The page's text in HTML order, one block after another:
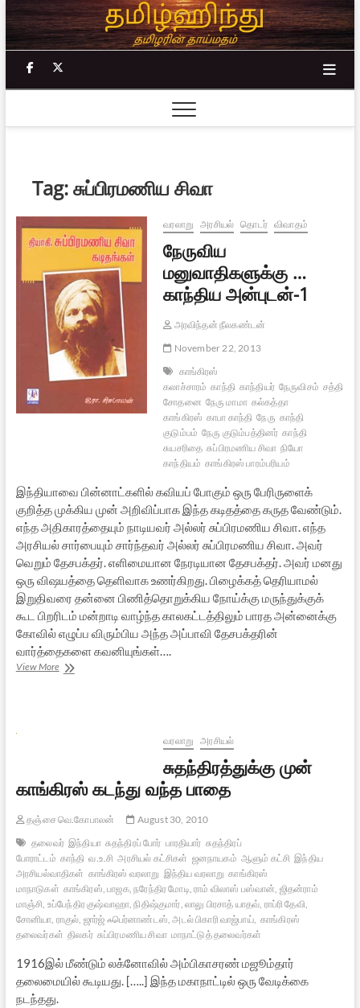
Skip
to
content
facebook
Tag:சுப்பிரமணிய சிவா
வரலாறு அரசியல் தொடர் விவாதம்
நேருவிய
மனுவாதிகளுக்கு …
காந்திய அன்புடன்-1
அரவிந்தன் நீலகண்டன்
November 22, 2013
காங்கிரஸ்
கலாச்சாரம் காந்தி காந்தியர் நேருவிசம் சத்திய
சோதனை நேரு மாமா கல்கத்தா
காங்கிரஸ் காபா காந்தி நேரு காந்தி
குடும்பம் நேரு குடும்பத்தினர் காந்தி
சுயசரிதை சுப்பிரமணிய சிவா நியோ
காந்தியம் காங்கிரஸ் பாரம்பரியம்
இந்தியாவை பின்னாட்களில் கவியப் போகும் ஒரு பேரிருளைக்
குறித்த முக்கிய முன் அறிவிப்பாக இந்த கடிதத்தை கருத வேண்டும்.
எந்த அதிகாரத்தையும் நாடியவர் அல்லர் சுப்பிரமணிய சிவா. எந்த
அரசியல் சார்பையும் சார்ந்தவர் அல்லர் சுப்பிரமணிய சிவா. அவர்
வெறும் தேசபக்தர். எளிமையான நேரடியான தேசபக்தர். அவர் மனது
ஒரு விஷயத்தை தெளிவாக உணர்கிறது. பிழைக்கத் தெரியாமல்
இறுதிவரை தன்னை பிணித்தொறுக்கிய நோய்க்கு மருந்துக்குக்
கூட பிறரிடம் மன்றாடி வாழ்ந்த காலகட்டத்திலும் பாரத அன்னைக்கு
கோவில் எழுப்ப விரும்பிய அந்த அப்பாவி தேசபக்தரின்
வார்த்தைகளை கவனியுங்கள்….
View Moreநேருவிய
வரலாறு
அரசியல்
சுதந்திரத்துக்கு முன்
காங்கிரஸ் கடந்து வந்த பாதை
தஞ்சை வெ.கோபாலன்
August 30, 2010
தலைவர் இந்தியா சுதந்திரப் போர் பாரதியார் சுதந்திரப்
போராட்டம் காந்தி வ.உ.சி அரசியல் கட்சிகள் ஜனநாயகம் ஆளும் கட்சி இந்திய
அரசியல்வாதிகள் காங்கிரஸ் வரலாறு இந்திய வரலாறு காங்கிரஸ்
மாநாடுகள் காங்கிரஸ், பாஜக, நரேந்திர மோடி, ராம் விலாஸ் பஸ்வான், ஜிதன்ராம்
மாஞ்சி, உப்பேந்திர குஷ்வாஹா, நிதிஷ்குமார், லாலு பிரசாத் யாதவ், ராப்ரி தேவி,
சோனியா, ராகுல், ஜார்ஜ் ஃபெர்னாண்டஸ், அடல் பிகாரி வாஜ்பாய், காங்கிரஸ்
தலைவர்கள் திலகர் சுப்பிரமணிய சிவா மாநாட்டுத் தலைவர்கள்
1916இல் மீண்டும் லக்னோவில் அம்பிகாசரண் மஜூம்தார்
தலைமையில் கூடியது. […..] இந்த மகாநாட்டில் ஒரு வேடிக்கை
நடந்தது.